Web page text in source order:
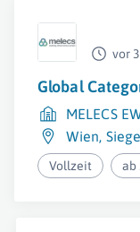
vor
Global
MELECS
Wien,
Vollzeit ab